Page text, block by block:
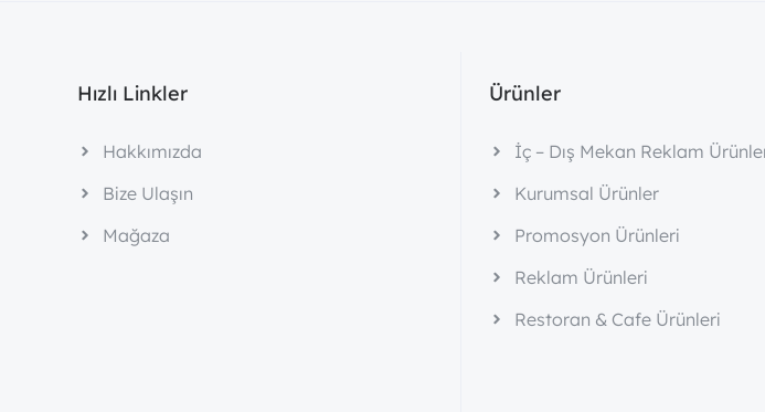
Hızlı Linkler
Hakkımızda
Bize Ulaşın
Mağaza
Ürünler
İç – Dış Mekan Reklam
Kurumsal Ürünler
Promosyon Ürünleri
Reklam Ürünleri
Restoran & Cafe Ürünleri